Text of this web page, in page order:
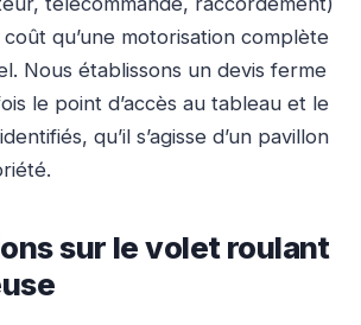
coût qu’une motorisation complète
Nous établissons un devis ferme
le point d’accès au tableau et le
qu’il s’agisse d’un pavillon
sur le volet roulant